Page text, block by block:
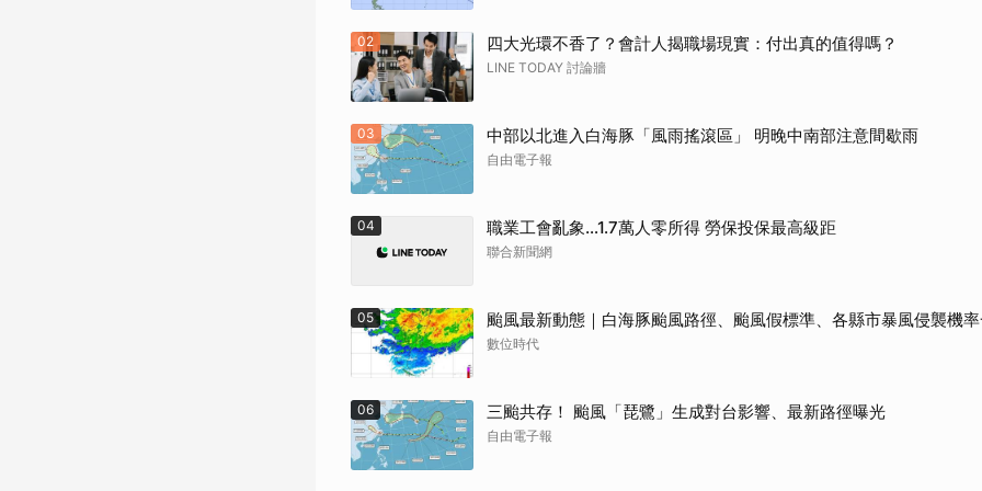
02 四大光環不香了？會計人揭職場現實：付出真的值得嗎？
LINE TODAY 討論牆
03 中部以北進入白海豚「風雨搖滾區」 明晚中南部注意間歇雨
自由電子報
04 職業工會亂象…1.7萬人零所得 勞保投保最高級距
聯合新聞網
05 颱風最新動態｜白海豚颱風路徑、颱風假標準、各縣市暴風侵襲機
數位時代
06 三颱共存！ 颱風「琵鷺」生成對台影響、最新路徑曝光
自由電子報